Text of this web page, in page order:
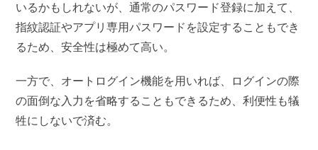
いるかもしれないが、通常のパスワード登録に加えて、
指紋認証やアプリ専用パスワードを設定することもでき
るため、安全性は極めて高い。
一方で、オートログイン機能を用いれば、ログインの際
の面倒な入力を省略することもできるため、利便性も犠
牲にしないで済む。